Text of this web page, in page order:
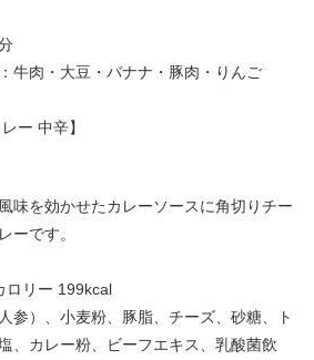
牛肉・大豆・バナナ・豚肉・りんご
ー 中辛】
味を効かせたカレーソースに角切りチー
ーです。
ロリー 199kcal
参）、小麦粉、豚脂、チーズ、砂糖、ト
、カレー粉、ビーフエキス、乳酸菌飲